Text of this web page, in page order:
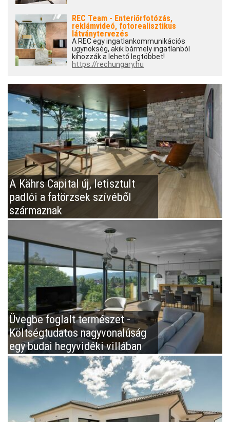
REC Team - Enteriőrfotózás,
reklámvideó, fotorealisztikus
látványtervezés
A REC egy ingatlankommunikációs
ügynökség, akik bármely ingatlanból
kihozzák a lehető legtöbbet!
https://rechungary.hu
A Kährs Capital új, letisztult
padlói a fatörzsek szívéből
származnak
Üvegbe foglalt természet -
Költségtudatos nagyvonalúság
egy budai hegyvidéki villában